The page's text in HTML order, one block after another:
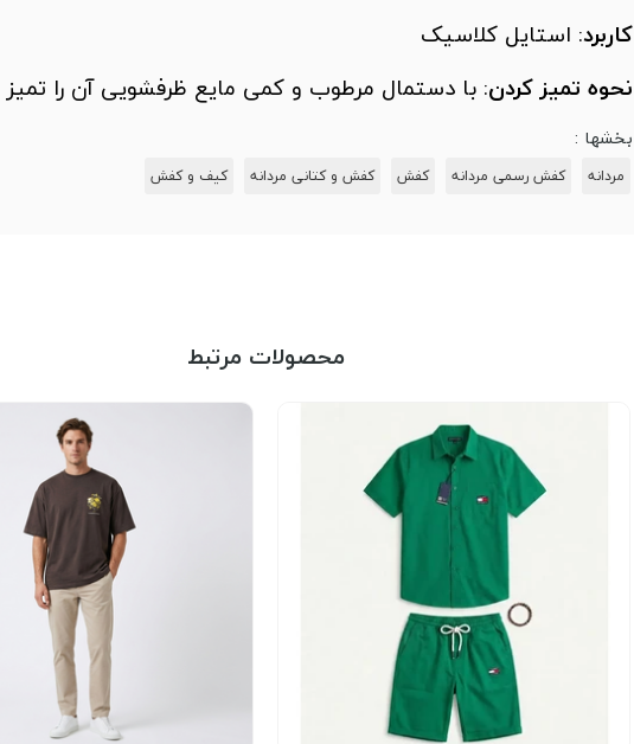
کاربرد: استایل کلاسیک
نحوه تمیز کردن: با دستمال مرطوب و کمی مایع ظرفشویی آن را تمیز
بخشها :
مردانه کفش رسمی مردانه کفش کفش و کتانی مردانه کیف و کفش
محصولات مرتبط